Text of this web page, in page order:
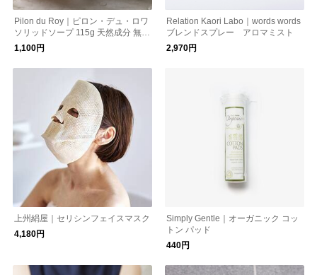
Pilon du Roy｜ピロン・デュ・ロワ
ソリッドソープ 115g 天然成分 無添
加 フランス
1,100円
Relation Kaori Labo｜words words
ブレンドスプレー アロマミスト
2,970円
上州絹屋｜セリシンフェイスマスク
4,180円
Simply Gentle｜オーガニック コッ
トン パッド
440円